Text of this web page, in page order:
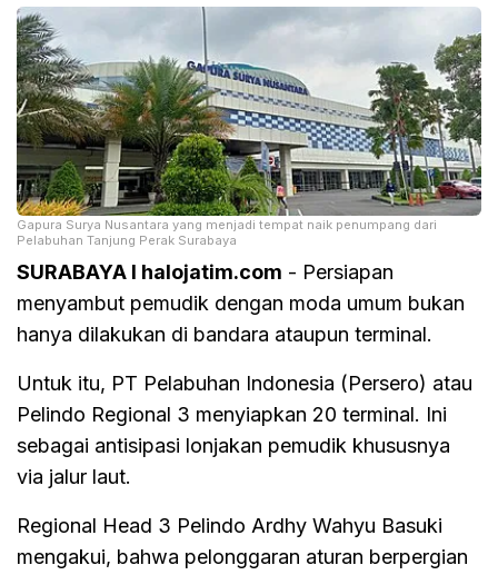
Gapura Surya Nusantara yang menjadi tempat naik penumpang dari
Pelabuhan Tanjung Perak Surabaya
SURABAYA I halojatim.com - Persiapan
menyambut pemudik dengan moda umum bukan
hanya dilakukan di bandara ataupun terminal.
Untuk itu, PT Pelabuhan Indonesia (Persero) atau
Pelindo Regional 3 menyiapkan 20 terminal. Ini
sebagai antisipasi lonjakan pemudik khususnya
via jalur laut.
Regional Head 3 Pelindo Ardhy Wahyu Basuki
mengakui, bahwa pelonggaran aturan berpergian